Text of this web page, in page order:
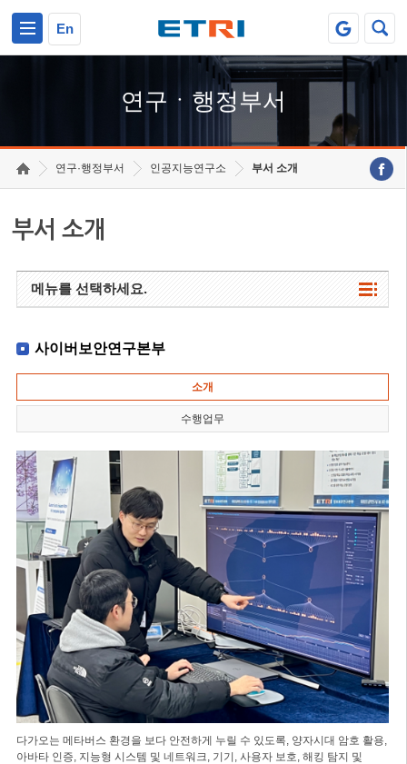
En
연구ㆍ행정부서
연구·행정부서 인공지능연구소 부서 소개
부서 소개
메뉴를 선택하세요.
사이버보안연구본부
소개
수행업무
다가오는 메타버스 환경을 보다 안전하게 누릴 수 있도록, 양자시대 암호 활용,
아바타 인증, 지능형 시스템 및 네트워크, 기기, 사용자 보호, 해킹 탐지 및